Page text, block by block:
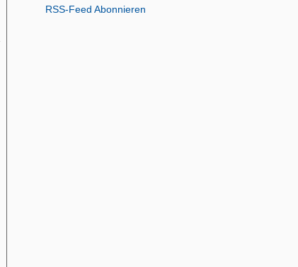
RSS-Feed Abonnieren